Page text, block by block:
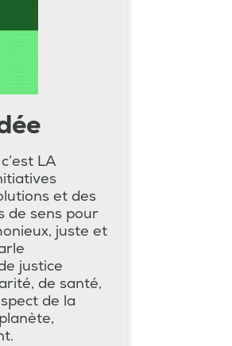
LA
et des
de sens pour
juste et
justice
de santé,
de la